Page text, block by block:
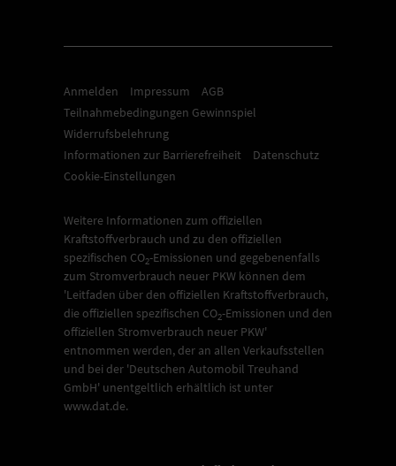
Anmelden Impressum
AGB
Teilnahmebedingungen Gewinnspiel
Widerrufsbelehrung
Informationen zur Barrierefreiheit
Datenschutz
Cookie-Einstellungen
Weitere Informationen zum offiziellen
Kraftstoffverbrauch und zu den offiziellen
spezifischen CO2-Emissionen und gegebenenfalls
zum Stromverbrauch neuer PKW können dem
'Leitfaden über den offiziellen Kraftstoffverbrauch,
die offiziellen spezifischen CO2-Emissionen und den
offiziellen Stromverbrauch neuer PKW'
entnommen werden, der an allen Verkaufsstellen
und bei der 'Deutschen Automobil Treuhand
GmbH' unentgeltlich erhältlich ist unter
www.dat.de.